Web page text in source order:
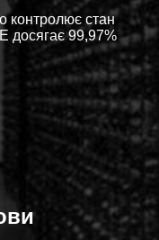
контролює стан
досягає 99,97%